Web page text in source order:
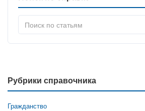
Рубрики справочника
Гражданство